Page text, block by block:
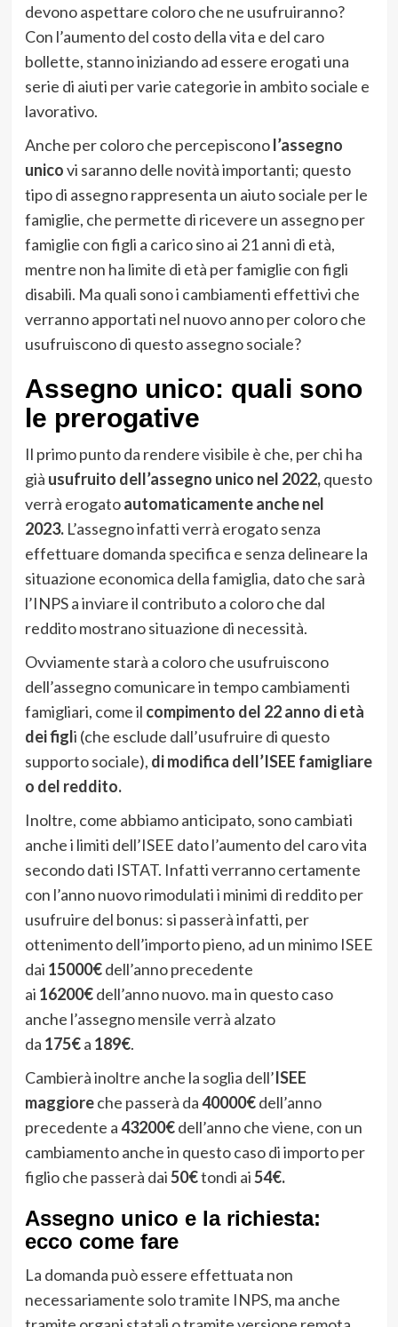
devono aspettare coloro che ne usufruiranno?
Con l’aumento del costo della vita e del caro
bollette, stanno iniziando ad essere erogati una
serie di aiuti per varie categorie in ambito sociale e
lavorativo.
Anche per coloro che percepisconol’assegno
unicovi saranno delle novità importanti; questo
tipo di assegno rappresenta un aiuto sociale per le
famiglie, che permette di ricevere un assegno per
famiglie con figli a carico sino ai 21 anni di età,
mentre non ha limite di età per famiglie con figli
disabili. Ma quali sono i cambiamenti effettivi che
verranno apportati nel nuovo anno per coloro che
usufruiscono di questo assegno sociale?
Assegno unico: quali sono
le prerogative
Il primo punto da rendere visibile è che, per chi ha
già usufruito dell’assegno unico nel 2022,questo
verrà erogatoautomaticamente anche nel
2023. L’assegno infatti verrà erogato senza
effettuare domanda specifica e senza delineare la
situazione economica della famiglia, dato che sarà
l’INPS a inviare il contributo a coloro che dal
reddito mostrano situazione di necessità.
Ovviamente starà a coloro che usufruiscono
dell’assegno comunicare in tempo cambiamenti
famigliari, come il compimento del 22 anno di età
dei figli (che esclude dall’usufruire di questo
supporto sociale), di modifica dell’ISEE famigliare
o del reddito.
Inoltre, come abbiamo anticipato, sono cambiati
anche i limiti dell’ISEE dato l’aumento del caro vita
secondo dati ISTAT. Infatti verranno certamente
con l’anno nuovo rimodulati i minimi di reddito per
usufruire del bonus: si passerà infatti, per
ottenimento dell’importo pieno, ad un minimo ISEE
dai 15000€dell’anno precedente
ai 16200€dell’anno nuovo. ma in questo caso
anche l’assegno mensile verrà alzato
da 175€a 189€.
Cambierà inoltre anche la soglia dell’ISEE
maggioreche passerà da40000€dell’anno
precedente a43200€dell’anno che viene, con un
cambiamento anche in questo caso di importo per
figlio che passerà dai50€tondi ai54€.
Assegno unico e la richiesta:
ecco come fare
La domanda può essere effettuata non
necessariamente solo tramite INPS, ma anche